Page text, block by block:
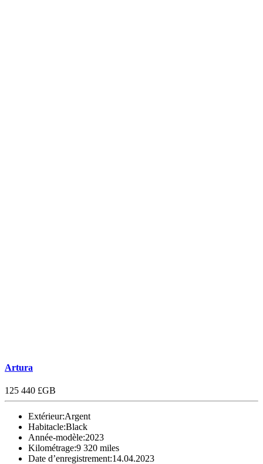
Artura
125 440 £GB
Extérieur:Argent
Habitacle:Black
Année-modèle:2023
Kilométrage:9 320 miles
Date d’enregistrement:14.04.2023